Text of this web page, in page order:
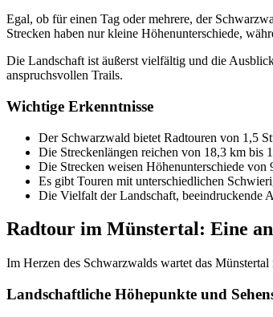
Egal, ob für einen Tag oder mehrere, der
Strecken haben nur kleine Höhenunterschiede,
Die Landschaft ist äußerst vielfältig und die
anspruchsvollen Trails.
Wichtige Erkenntnisse
Der Schwarzwald bietet Radtouren von 1,5
Die Streckenlängen reichen von 18,3 km bis
Die Strecken weisen Höhenunterschiede
Es gibt Touren mit unterschiedlichen
Die Vielfalt der Landschaft, beeindruckende
Radtour im Münstertal: Eine
Im Herzen des Schwarzwalds wartet das
Landschaftliche Höhepunkte und